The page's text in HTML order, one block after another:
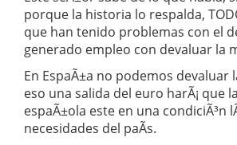
porque la historia lo respalda,
que han tenido problemas con el
generado empleo con devaluar la
En EspaÃ±a no podemos devaluar
eso una salida del euro harÃ¡ que
espaÃ±ola este en una condiciÃ³n
necesidades del paÃ­s.